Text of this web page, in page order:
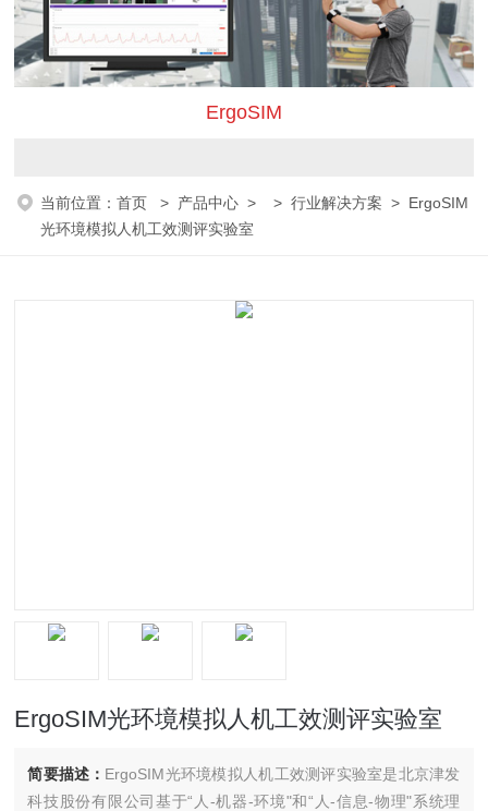
ErgoSIM
当前位置：首页 > 产品中心 > >行业解决方案 > ErgoSIM
光环境模拟人机工效测评实验室
ErgoSIM光环境模拟人机工效测评实验室
简要描述： ErgoSIM光环境模拟人机工效测评实验室是北京津发
科技股份有限公司基于“人-机器-环境"和“人-信息-物理"系统理